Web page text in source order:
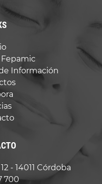
Información
- 14011 Córdoba
700